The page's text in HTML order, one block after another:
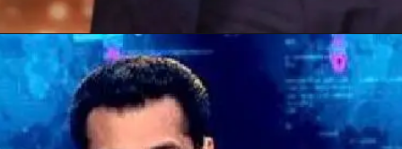
Opening https://gazetapost.com/salman-khan-charge-rs-1000-crore-for-hosting-bigg-boss-16/57822/